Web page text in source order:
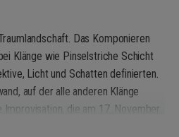
Das Komponieren
Klänge wie Pinselstriche Schicht
Licht und Schatten definierten.
auf der alle anderen Klänge
die am 17. November
Kirche in Ernen in der Schweiz